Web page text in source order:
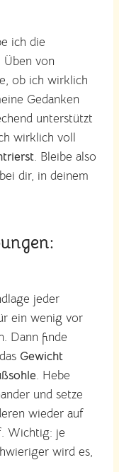
ich die
Üben von
ob ich wirklich
Gedanken
unterstützt
wirklich voll
. Bleibe also
dir, in deinem
jeder
ein wenig vor
Dann finde
Gewicht
. Hebe
und setze
wieder auf
Wichtig: je
wird es,